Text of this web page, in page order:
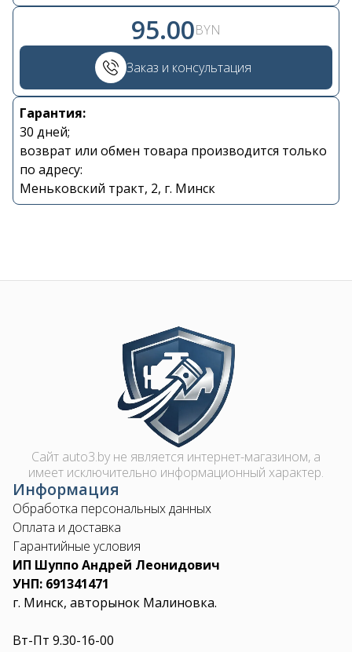
95.00BYN
Заказ и консультация
Гарантия:
30 дней;
возврат или обмен товара производится только
по адресу:
Меньковский тракт, 2, г. Минск
+375 29 870 15 80
Viber
shupik21@bk.ru
Image
Сайт auto3.by не является интернет-магазином, а
имеет исключительно информационный характер.
Информация
Обработка персональных данных
Оплата и доставка
Гарантийные условия
ИП Шуппо Андрей Леонидович
УНП: 691341471
г. Минск, авторынок Малиновка.
Вт-Пт 9.30-16-00